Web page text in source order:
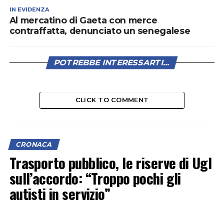
IN EVIDENZA
Al mercatino di Gaeta con merce
contraffatta, denunciato un senegalese
POTREBBE INTERESSARTI...
CLICK TO COMMENT
CRONACA
Trasporto pubblico, le riserve di Ugl
sull’accordo: “Troppo pochi gli
autisti in servizio”